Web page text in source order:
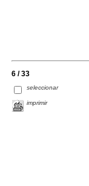
6 / 33
seleccionar
imprimir